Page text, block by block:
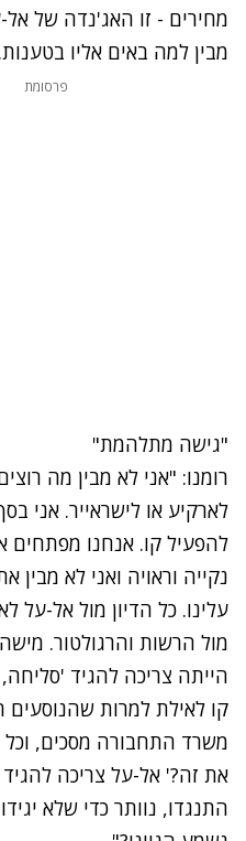
מחירים - זו האג'נדה של
מבין למה באים אליו בטענות.
פרסומת
"גישה מתלהמת"
רומנו: "אני לא מבין מה
לארקיע או לישראייר. אני
להפעיל קו. אנחנו מפתחים
נקייה וראויה ואני לא
עלינו. כל הדיון מול אל-על
מול הרשות והרגולטור.
הייתה צריכה להגיד
קו לאילת למרות
משרד התחבורה מסכים, וכל
את זה?' אל-על צריכה להגיד
התנגדו, נוותר כדי שלא